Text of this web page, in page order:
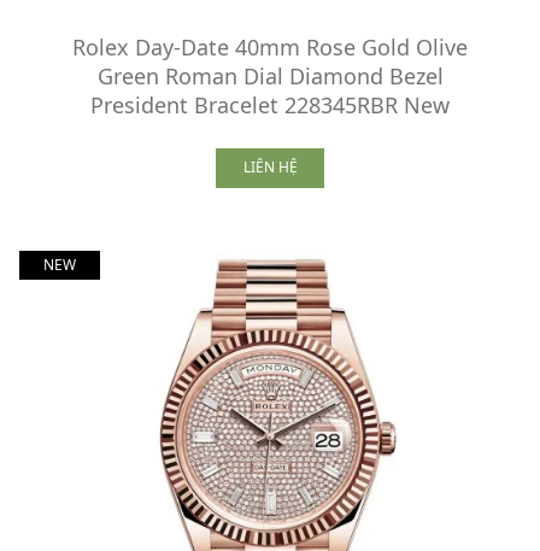
Rolex Day-Date 40mm Rose Gold Olive
Green Roman Dial Diamond Bezel
President Bracelet 228345RBR New
LIÊN HỆ
NEW